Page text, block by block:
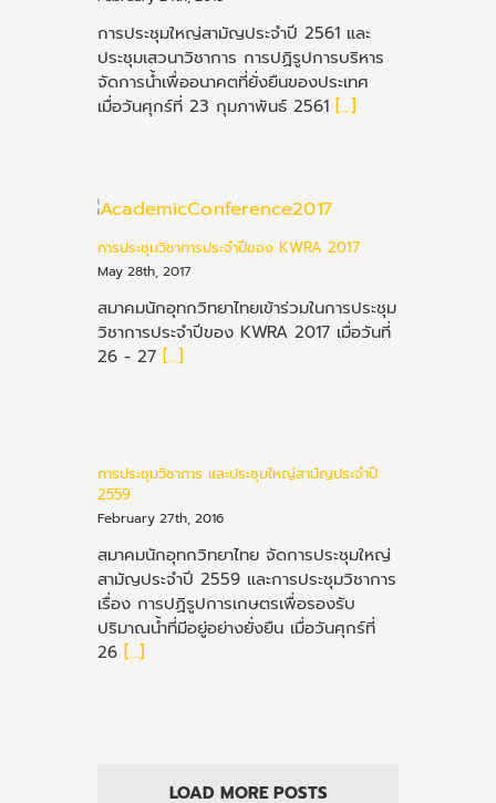
การประชุมใหญ่สามัญประจำปี 2561 และ
ประชุมเสวนาวิชาการ การปฏิรูปการบริหาร
จัดการน้ำเพื่ออนาคตที่ยั่งยืนของประเทศ
เมื่อวันศุกร์ที่ 23 กุมภาพันธ์ 2561 [...]
การประชุมวิชาการประจำปีของ KWRA 2017
May 28th, 2017
สมาคมนักอุทกวิทยาไทยเข้าร่วมในการประชุม
วิชาการประจำปีของ KWRA 2017 เมื่อวันที่
26 - 27 [...]
การประชุมวิชาการ และประชุมใหญ่สามัญประจำปี
2559
February 27th, 2016
สมาคมนักอุทกวิทยาไทย จัดการประชุมใหญ่
สามัญประจำปี 2559 และการประชุมวิชาการ
เรื่อง การปฏิรูปการเกษตรเพื่อรองรับ
ปริมาณน้ำที่มีอยู่อย่างยั่งยืน เมื่อวันศุกร์ที่
26 [...]
LOAD MORE POSTS